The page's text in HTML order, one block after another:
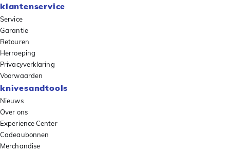
klantenservice
Service
Garantie
Retouren
Herroeping
Privacyverklaring
Voorwaarden
knivesandtools
Nieuws
Over ons
Experience Center
Cadeaubonnen
Merchandise